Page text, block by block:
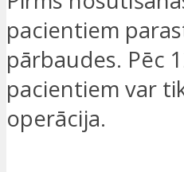
pacientiem
pārbaudes. Pēc
pacientiem var
operācija.